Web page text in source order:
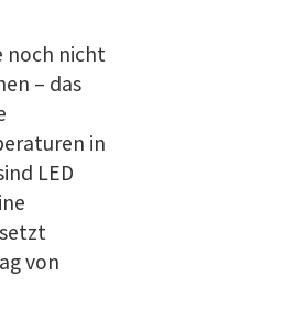
noch nicht
– das
in
LED
von